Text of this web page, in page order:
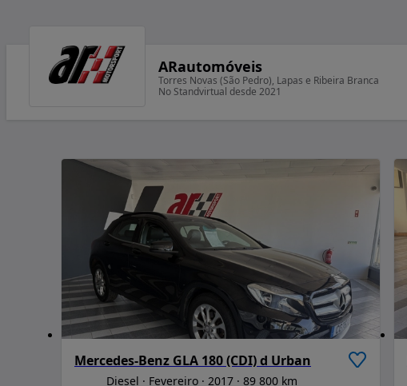
ARautomóveis
Torres Novas (São Pedro), Lapas e Ribeira Branca
No Standvirtual desde 2021
Mercedes-Benz GLA 180 (CDI) d Urban
Diesel Fevereiro 2017 89 800 km